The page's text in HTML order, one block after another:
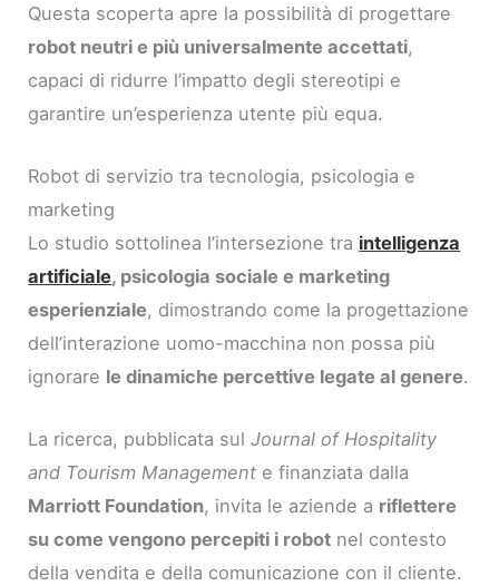
Questa scoperta apre la possibilità di progettare
robot neutri e più universalmente accettati,
capaci di ridurre l’impatto degli stereotipi e
garantire un’esperienza utente più equa.
Robot di servizio tra tecnologia, psicologia e
marketing
Lo studio sottolinea l’intersezione tra intelligenza
artificiale, psicologia sociale e marketing
esperienziale, dimostrando come la progettazione
dell’interazione uomo-macchina non possa più
ignorare le dinamiche percettive legate al genere.
La ricerca, pubblicata sulJournal of Hospitality
and Tourism Management e finanziata dalla
Marriott Foundation, invita le aziende a riflettere
su come vengono percepiti i robot nel contesto
della vendita e della comunicazione con il cliente.